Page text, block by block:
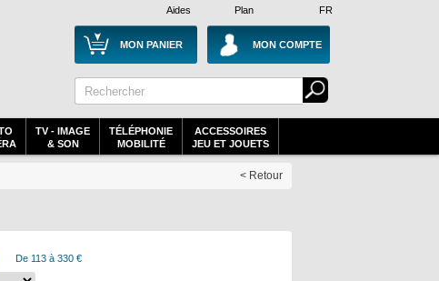
Plan
Aides FR
MON PANIER MON COMPTE
TV - IMAGE
& SON
TÉLÉPHONIE
MOBILITÉ
ACCESSOIRES
JEU ET JOUETS
< Retour
De 113 à 330 €